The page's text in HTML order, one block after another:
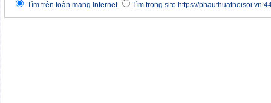
Tìm trên toàn mạng Internet Tìm trong site https://